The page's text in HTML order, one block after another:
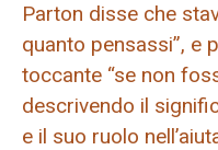
Parton disse che
quanto pensassi”, e
toccante “se non
descrivendo il
e il suo ruolo